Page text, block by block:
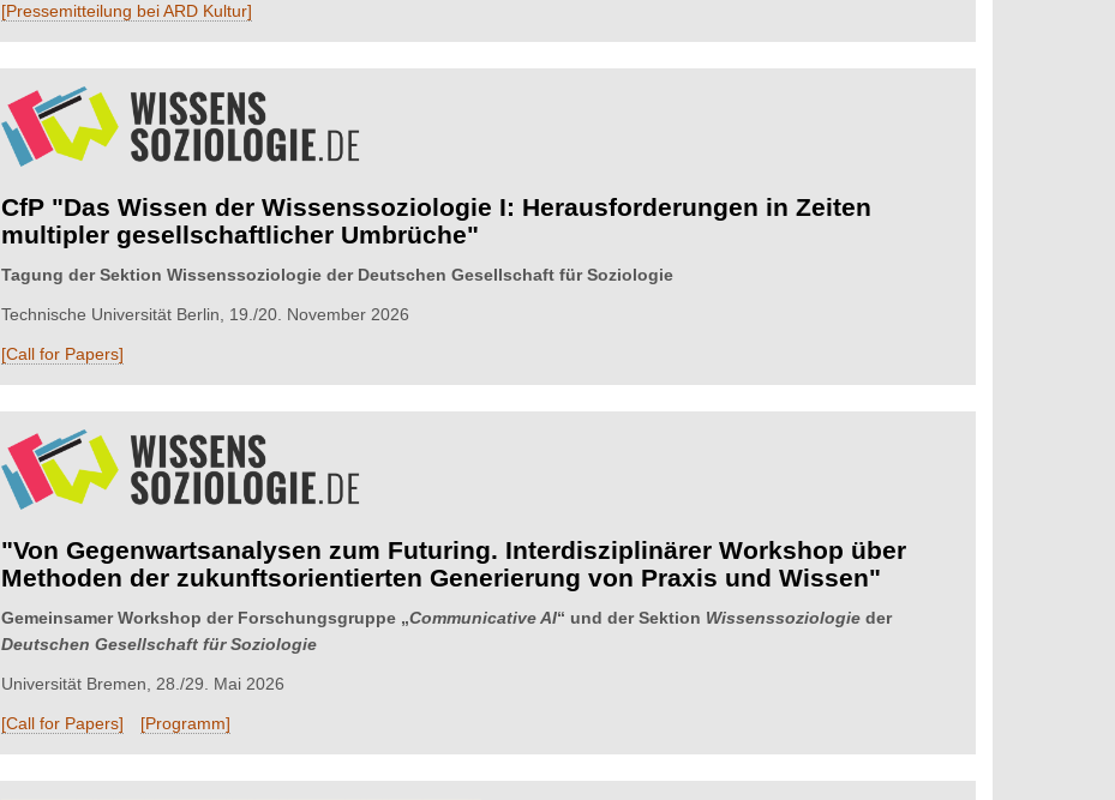
[Pressemitteilung bei ARD Kultur]
CfP "Das Wissen der Wissenssoziologie I: Herausforderungen in Zeiten
multipler gesellschaftlicher Umbrüche"
Tagung der Sektion Wissenssoziologie der Deutschen Gesellschaft für Soziologie
Technische Universität Berlin, 19./20. November 2026
[Call for Papers]
"Von Gegenwartsanalysen zum Futuring. Interdisziplinärer Workshop über
Methoden der zukunftsorientierten Generierung von Praxis und Wissen"
Gemeinsamer Workshop der Forschungsgruppe „Communicative AI“ und der Sektion Wissenssoziologie der
Deutschen Gesellschaft für Soziologie
Universität Bremen, 28./29. Mai 2026
[Call for Papers] [Programm]